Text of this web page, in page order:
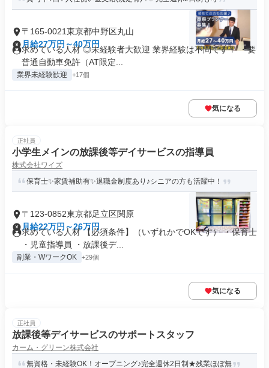
〒165-0021東京都中野区丸山
月給27万円～40万円
求めている人材 ◎未経験者大歓迎 業界経験は不問です！ ・要
普通自動車免許（AT限定...
業界未経験歓迎 +17個
気になる
正社員
小学生メインの放課後等デイサービスの指導員
株式会社ワイズ
保育士✨家賃補助有✨退職金制度あり♪シニアの方も活躍中！
〒123-0852東京都足立区関原
月給22万円～26万円
求めている人材 【必須条件】（いずれかでOKです） ・保育士
・児童指導員 ・放課後デ...
副業・WワークOK +29個
気になる
正社員
放課後等デイサービスのサポートスタッフ
カーム・グリーン株式会社
無資格・未経験OK！オープニング♪完全週休2日制★残業ほぼ無